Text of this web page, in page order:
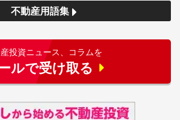
不動産用語集
投資ニュース、コラムを
ルで受け取る